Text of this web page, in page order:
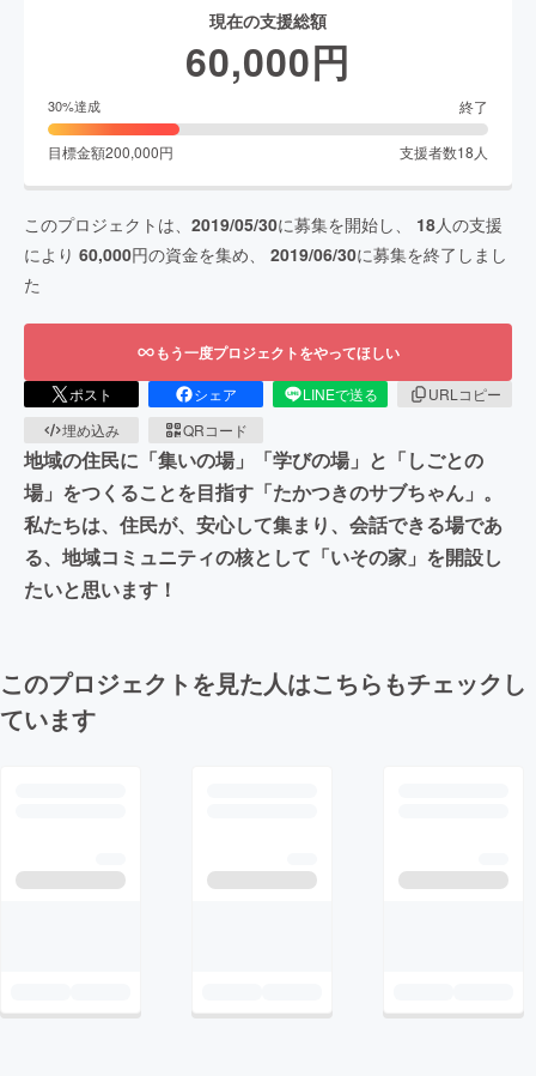
現在の支援総額
60,000円
30%達成 終了
目標金額200,000円 支援者数18 人
このプロジェクトは、 2019/05/30に募集を開始し、 18人の支援
により 60,000円の資金を集め、 2019/06/30に募集を終了しまし
た
もう一度プロジェクトをやってほしい
ポスト シェア LINEで送る
URLコピー
埋め込み
QRコード
地域の住民に「集いの場」「学びの場」と「しごとの
場」をつくることを目指す「たかつきのサブちゃん」。
私たちは、住民が、安心して集まり、会話できる場であ
る、地域コミュニティの核として「いその家」を開設し
たいと思います！
このプロジェクトを見た人はこちらもチェックし
ています